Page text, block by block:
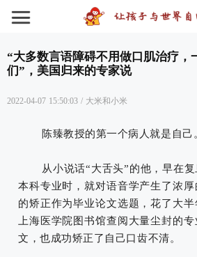
“大多数言语障碍不用做口肌治疗，
们”，美国归来的专家说
2022-04-07 15:50:03 / 大米和小米
陈臻教授的第一个病人就是自己
从小说话“大舌头”的他，早在
本科专业时，就对语音学产生了浓厚
的矫正作为毕业论文选题，花了大
上海医学院图书馆查阅大量尘封的
文，也成功矫正了自己口齿不清。